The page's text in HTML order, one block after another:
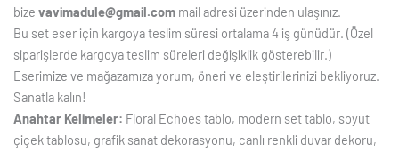
bize vavimadule@gmail.com mail adresi üzerinden ulaşınız.
Bu set eser için kargoya teslim süresi ortalama 4 iş günüdür. (Özel
siparişlerde kargoya teslim süreleri değişiklik gösterebilir.)
Eserimize ve mağazamıza yorum, öneri ve eleştirilerinizi bekliyoruz.
Sanatla kalın!
Anahtar Kelimeler: Floral Echoes tablo, modern set tablo, soyut
çiçek tablosu, grafik sanat dekorasyonu, canlı renkli duvar dekoru,